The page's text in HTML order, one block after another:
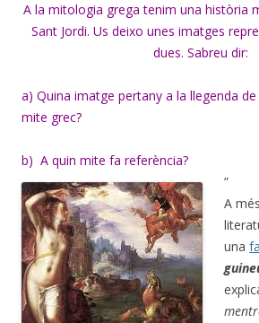
A la mitologia grega tenim una història
Sant Jordi. Us deixo unes imatges
dues. Sabreu dir:
a) Quina imatge pertany a la llegenda de
mite grec?
b) A quin mite fa referència?
”
A
una